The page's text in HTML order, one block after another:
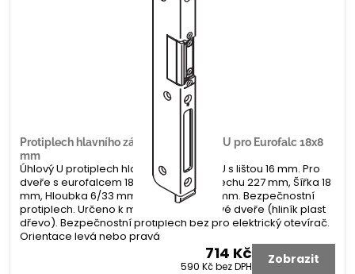
Protiplech hlavního zámku G-U úhlový U pro Eurofalc 18x8
mm
Úhlový U protiplech hlavního zámku G-U s lištou 16 mm. Pro
dveře s eurofalcem 18 x 8 mm. Délka plechu 227 mm, Šířka 18
mm, Hloubka 6/33 mm. Koncovka 2x 8 mm. Bezpečnostní
protiplech. Určeno k montáži na profilové dveře (hliník plast
dřevo). Bezpečnostní protiplech bez pro elektrický otevírač.
Orientace levá nebo pravá
714 Kč
590 Kčbez DPH Zobrazit